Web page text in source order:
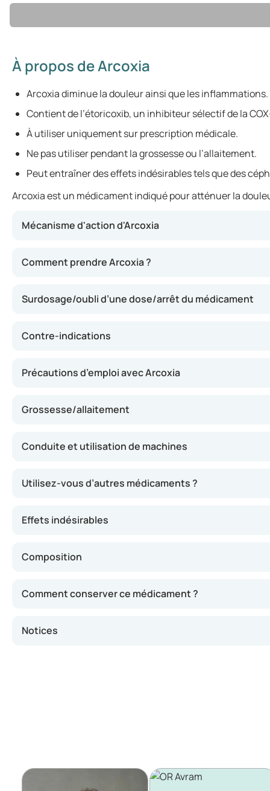
À propos de Arcoxia
Arcoxia diminue la douleur ainsi que les inflammations.
Contient de l’étoricoxib, un inhibiteur sélectif de la
À utiliser uniquement sur prescription médicale.
Ne pas utiliser pendant la grossesse ou l’allaitement.
Peut entraîner des effets indésirables tels que des
Arcoxia est un médicament indiqué pour atténuer la
Mécanisme d'action d'Arcoxia
Comment prendre Arcoxia ?
Surdosage/oubli d’une dose/arrêt du médicament
Contre-indications
Précautions d’emploi avec Arcoxia
Grossesse/allaitement
Conduite et utilisation de machines
Utilisez-vous d’autres médicaments ?
Effets indésirables
Composition
Comment conserver ce médicament ?
Notices